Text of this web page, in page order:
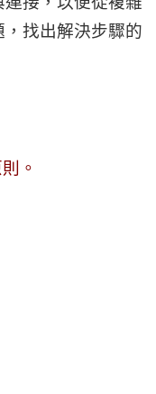
找出解決步驟的
。